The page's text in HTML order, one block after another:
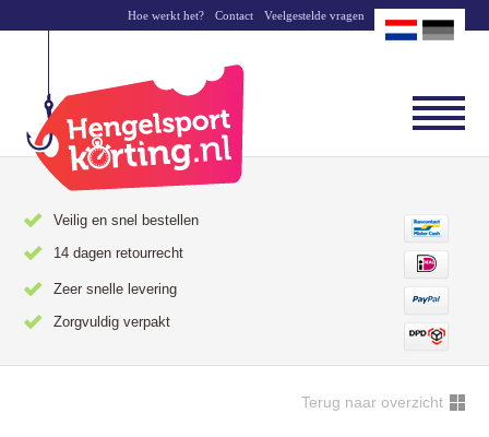
Hoe werkt het? Contact Veelgestelde vragen
Veilig en snel bestellen
14 dagen retourrecht
Zeer snelle levering
Zorgvuldig verpakt
Terug naar overzicht